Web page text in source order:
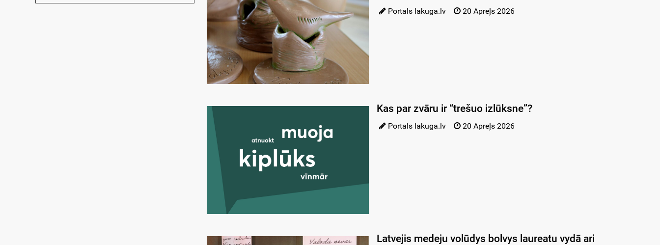
Portals lakuga.lv 20 Apreļs 2026
Kas par zvāru ir “trešuo izlūksne”?
Portals lakuga.lv 20 Apreļs 2026
Latvejis medeju volūdys bolvys laureatu vydā ari